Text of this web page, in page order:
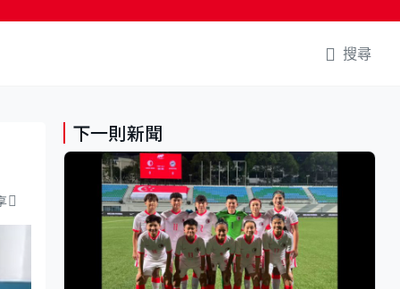
搜尋
下一則新聞